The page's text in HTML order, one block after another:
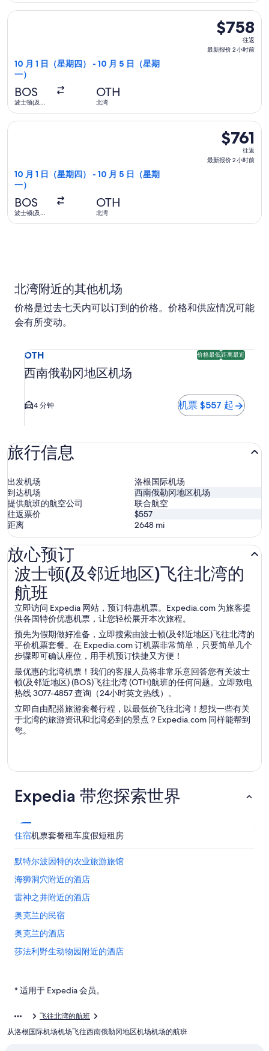
1
前
$758
往
返,
2
时
$758
往返
最新报价 2 小时前
10 月 1 日（星期四） - 10 月 5 日（星期
一）
BOS
波士顿(及邻
OTH
北湾
选择联合航空航班，10 月 1 日（星期四）从波士顿(及邻近
$761
往
返,
2
$761
往返
最新报价 2 小时前
10 月 1 日（星期四） - 10 月 5 日（星期
一）
BOS
波士顿(及邻
OTH
北湾
选择联合航空航班，10 月 1 日（星期四）从波士顿(及邻近地
北湾附近的其他机场
价格是过去七天内可以订到的价格。价格和供应情况可能
会有所变动。
OTH 价格最低距离最近
西南俄勒冈地区机场
4 分钟 机票 $557 起
旅行信息
出发机场
洛根国际机场
到达机场
西南俄勒冈地区机场
提供航班的航空公司
联合航空
往返票价
$557
距离
2648 mi
放心预订
波士顿(及邻近地区)飞往北湾的
航班
立即访问 Expedia 网站，预订特惠机票。Expedia.com 为旅客提
供各国特价优惠机票，让您轻松展开本次旅程。
预先为假期做好准备，立即搜索由波士顿(及邻近地区)飞往北湾的
平价机票套餐。在 Expedia.com 订机票非常简单，只要简单几个
步骤即可确认座位，用手机预订快捷又方便！
最优惠的北湾机票！我们的客服人员将非常乐意回答您有关波士
顿(及邻近地区) (BOS)飞往北湾 (OTH)航班的任何问题。立即致电
热线 3077-4857 查询（24小时英文热线）。
立即自由配搭旅游套餐行程，以最低价飞往北湾！想找一些有关
于北湾的旅游资讯和北湾必到的景点？Expedia.com 同样能帮到
您。
波士顿(及邻近地区)飞往北湾的航班
Expedia 带您探索世界
住宿机票套餐租车度假短租房
默特尔波因特的农业旅游旅馆
海狮洞穴附近的酒店
雷神之井附近的酒店
奥克兰的民宿
奥克兰的酒店
莎法利野生动物园附近的酒店
俄勒冈中部海岸的酒店
亚查茨的民宿
* 适用于 Expedia 会员。
飞往北湾的航班
从洛根国际机场机场飞往西南俄勒冈地区机场机场的航班